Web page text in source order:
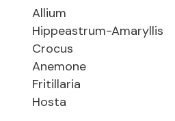
Allium
Hippeastrum-Amaryllis
Crocus
Anemone
Fritillaria
Hosta